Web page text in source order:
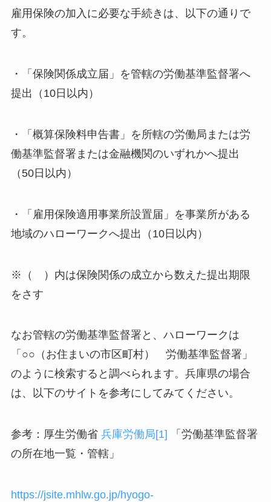
雇用保険の加入に必要な手続きは、以下の通りで
す。
・「保険関係成立届」を管轄の労働基準監督署へ
提出（10日以内）
・「概算保険料申告書」を所轄の労働局または労
働基準監督署または金融機関のいずれかへ提出
（50日以内）
・「雇用保険適用事業所設置届」を事業所がある
地域のハローワークへ提出（10日以内）
※（ ）内は保険関係の成立から数えた提出期限
をさす
なお管轄の労働基準監督署と、ハローワークは
「○○（お住まいの市区町村） 労働基準監督署」
のように検索すると調べられます。兵庫県の場合
は、以下のサイトを参考にしてみてください。
参考：厚生労働省兵庫労働局[1] 「労働基準監督署
の所在地一覧・管轄」
https://jsite.mhlw.go.jp/hyogo-